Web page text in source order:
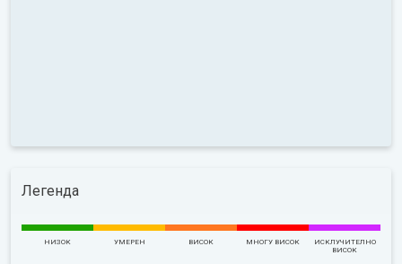
Легенда
НИЗОК УМЕРЕН ВИСОК МНОГУ ВИСОК
ИСКЛУЧИТЕЛНО
ВИСОК